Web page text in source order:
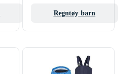
Regntøy barn